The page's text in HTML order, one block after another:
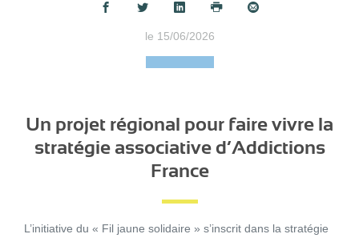
Partager :
le 15/06/2026
Un projet régional pour faire vivre la
stratégie associative d’Addictions
France
L’initiative du « Fil jaune solidaire » s’inscrit dans la stratégie